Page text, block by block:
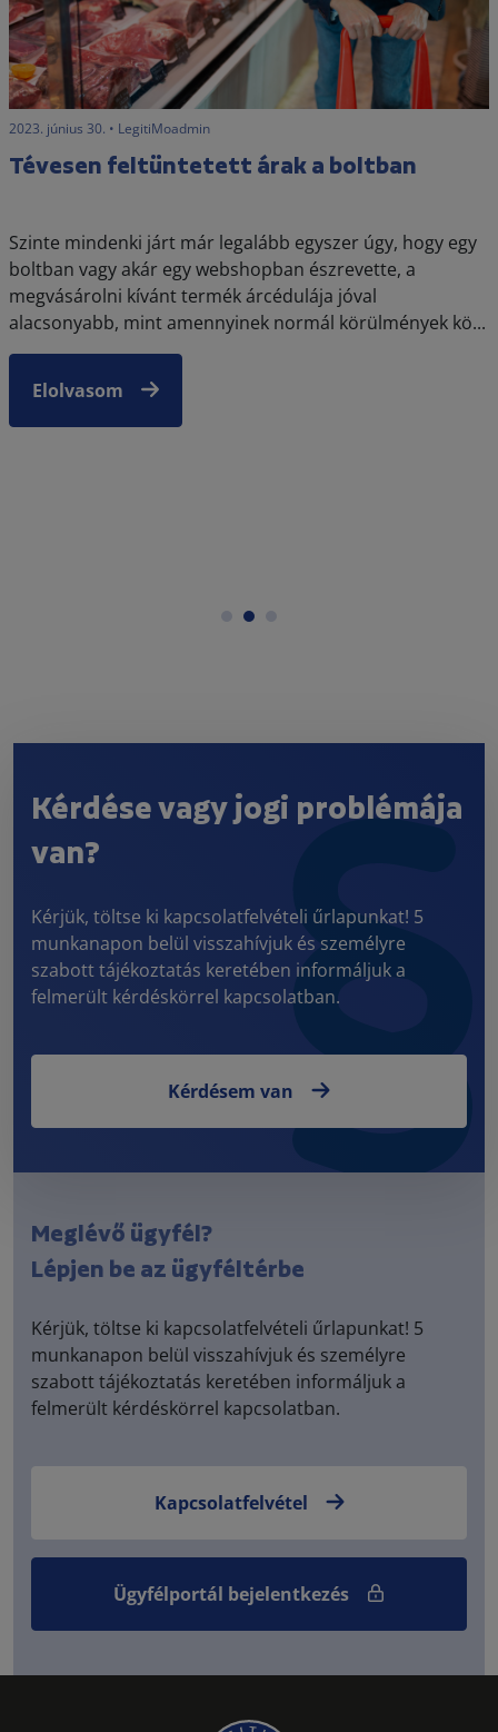
2023. június 30. • LegitiMoadmin
Tévesen feltüntetett árak a boltban
Szinte mindenki járt már legalább egyszer úgy, hogy egy
boltban vagy akár egy webshopban észrevette, a
megvásárolni kívánt termék árcédulája jóval
alacsonyabb, mint amennyinek normál körülmények kö...
Elolvasom
Kérdése vagy jogi problémája
van?
Kérjük, töltse ki kapcsolatfelvételi űrlapunkat! 5
munkanapon belül visszahívjuk és személyre
szabott tájékoztatás keretében informáljuk a
felmerült kérdéskörrel kapcsolatban.
Kérdésem van
Meglévő ügyfél?
Lépjen be az ügyféltérbe
Kérjük, töltse ki kapcsolatfelvételi űrlapunkat! 5
munkanapon belül visszahívjuk és személyre
szabott tájékoztatás keretében informáljuk a
felmerült kérdéskörrel kapcsolatban.
Kapcsolatfelvétel
Ügyfélportál bejelentkezés